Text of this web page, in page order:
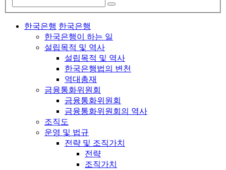
한국은행 한국은행
한국은행이 하는 일
설립목적 및 역사
설립목적 및 역사
한국은행법의 변천
역대총재
금융통화위원회
금융통화위원회
금융통화위원회의 역사
조직도
운영 및 법규
전략 및 조직가치
전략
조직가치